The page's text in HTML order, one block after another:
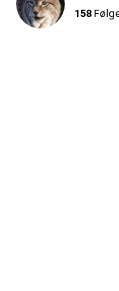
158